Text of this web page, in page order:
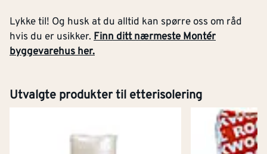
Lykke til! Og husk at du alltid kan spørre oss om råd
hvis du er usikker. Finn ditt nærmeste Montér
byggevarehus her.
Utvalgte produkter til etterisolering